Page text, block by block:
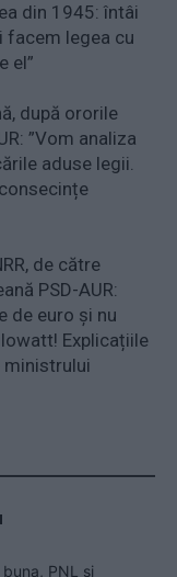
din 1945: întâi
facem legea cu
el”
după ororile
”Vom analiza
aduse legii.
de către
PSD-AUR:
de euro și nu
Explicațiile
ministrului
PNL si